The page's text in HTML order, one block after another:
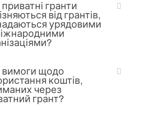
гранти
від грантів,
урядовими
вимоги щодо
коштів,
через
грант?